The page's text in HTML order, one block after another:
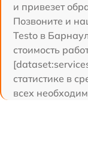
и привезет
Позвоните и
Testo в
стоимость
статистике в
всех